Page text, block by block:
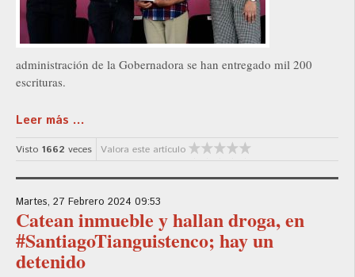
administración de la Gobernadora se han entregado mil 200
escrituras.
Leer más ...
Visto 1662 veces Valora este artículo
Martes, 27 Febrero 2024 09:53
Catean inmueble y hallan droga, en
#SantiagoTianguistenco; hay un
detenido